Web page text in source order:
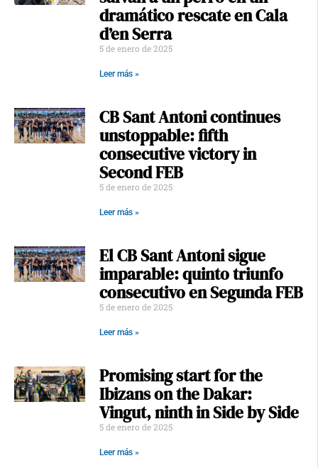
dramático rescate en Cala
d’en Serra
5 de enero de 2025
Leer más »
CB Sant Antoni continues
unstoppable: fifth
consecutive victory in
Second FEB
5 de enero de 2025
Leer más »
El CB Sant Antoni sigue
imparable: quinto triunfo
consecutivo en Segunda FEB
5 de enero de 2025
Leer más »
Promising start for the
Ibizans on the Dakar:
Vingut, ninth in Side by Side
5 de enero de 2025
Leer más »